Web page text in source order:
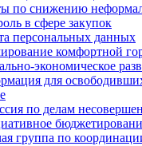
по снижению
в сфере закупок
персональных данных
комфортной
экономическое
для
по делам
группа по